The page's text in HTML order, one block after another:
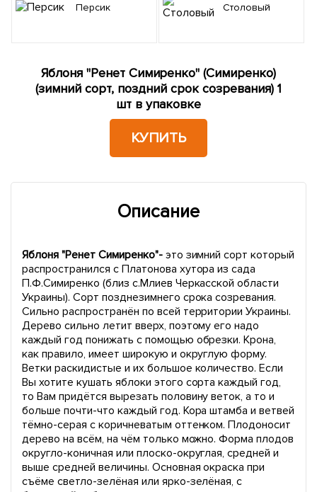
Персик Столовый
Яблоня "Ренет Симиренко" (Симиренко)
(зимний сорт, поздний срок созревания) 1
шт в упаковке
КУПИТЬ
Описание
Яблоня "Ренет Симиренко"-это зимний сорт который
распространился с Платонова хутора из сада
П.Ф.Симиренко (близ с.Млиев Черкасской области
Украины). Сорт позднезимнего срока созревания.
Сильно распространён по всей территории Украины.
Дерево сильно летит вверх, поэтому его надо
каждый год понижать с помощью обрезки. Крона,
как правило, имеет широкую и округлую форму.
Ветки раскидистые и их большое количество. Если
Вы хотите кушать яблоки этого сорта каждый год,
то Вам придётся вырезать половину веток, а то и
больше почти-что каждый год. Кора штамба и ветвей
тёмно-серая с коричневатым оттенком. Плодоносит
дерево на всём, на чём только можно. Форма плодов
округло-коничная или плоско-округлая, средней и
выше средней величины. Основная окраска при
съёме светло-зелёная или ярко-зелёная, с